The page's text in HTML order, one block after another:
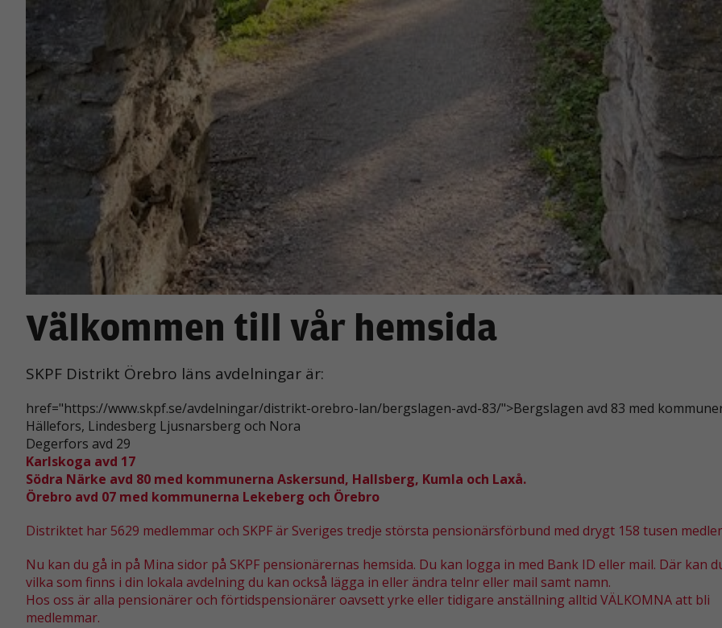
Välkommen till vår hemsida
SKPF Distrikt Örebro läns avdelningar är:
href="https://www.skpf.se/avdelningar/distrikt-orebro-lan/bergslagen-avd-83/">Bergslagen avd 83 med
Hällefors, Lindesberg Ljusnarsberg och Nora
Degerfors avd 29
Karlskoga avd 17
Södra Närke avd 80 med kommunerna Askersund, Hallsberg, Kumla och Laxå.
Örebro avd 07 med kommunerna Lekeberg och Örebro
Distriktet har 5629 medlemmar och SKPF är Sveriges tredje största pensionärsförbund med drygt 158 tusen
Nu kan du gå in på Mina sidor på SKPF pensionärernas hemsida. Du kan logga in med Bank ID eller mail. Där kan
vilka som finns i din lokala avdelning du kan också lägga in eller ändra telnr eller mail samt namn.
Hos oss är alla pensionärer och förtidspensionärer oavsett yrke eller tidigare anställning alltid VÄLKOMNA att bli
medlemmar.